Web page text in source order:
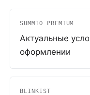
SUMMIO PREMIUM
Актуальные
оформлении
BLINKIST